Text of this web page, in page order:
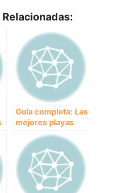
Guía completa: Las
mejores playas
para perros en
Gran Canaria